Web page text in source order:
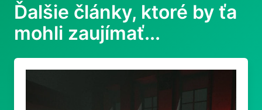
Ďalšie články, ktoré by ťa
mohli zaujímať...